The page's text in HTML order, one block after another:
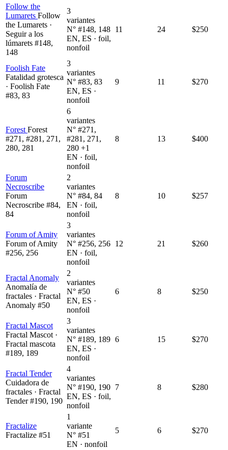
Follow the
Lumarets Follow
the Lumarets ·
Seguir a los
lúmarets #148,
148
3
variantes
N° #148, 148
EN, ES · foil,
nonfoil
11 24 $250
Foolish Fate
Fatalidad grotesca
· Foolish Fate
#83, 83
3
variantes
N° #83, 83
EN, ES ·
nonfoil
9 11 $270
Forest Forest
#271, #281, 271,
280, 281
6
variantes
N° #271,
#281, 271,
280 +1
EN · foil,
nonfoil
8 13 $400
Forum
Necroscribe
Forum
Necroscribe #84,
84
2
variantes
N° #84, 84
EN · foil,
nonfoil
8 10 $257
Forum of Amity
Forum of Amity
#256, 256
3
variantes
N° #256, 256
EN · foil,
nonfoil
12 21 $260
Fractal Anomaly
Anomalía de
fractales · Fractal
Anomaly #50
2
variantes
N° #50
EN, ES ·
nonfoil
6 8 $250
Fractal Mascot
Fractal Mascot ·
Fractal mascota
#189, 189
3
variantes
N° #189, 189
EN, ES ·
nonfoil
6 15 $270
Fractal Tender
Cuidadora de
fractales · Fractal
Tender #190, 190
4
variantes
N° #190, 190
EN, ES · foil,
nonfoil
7 8 $280
Fractalize
Fractalize #51
1
variante
N° #51
EN · nonfoil
5 6 $270